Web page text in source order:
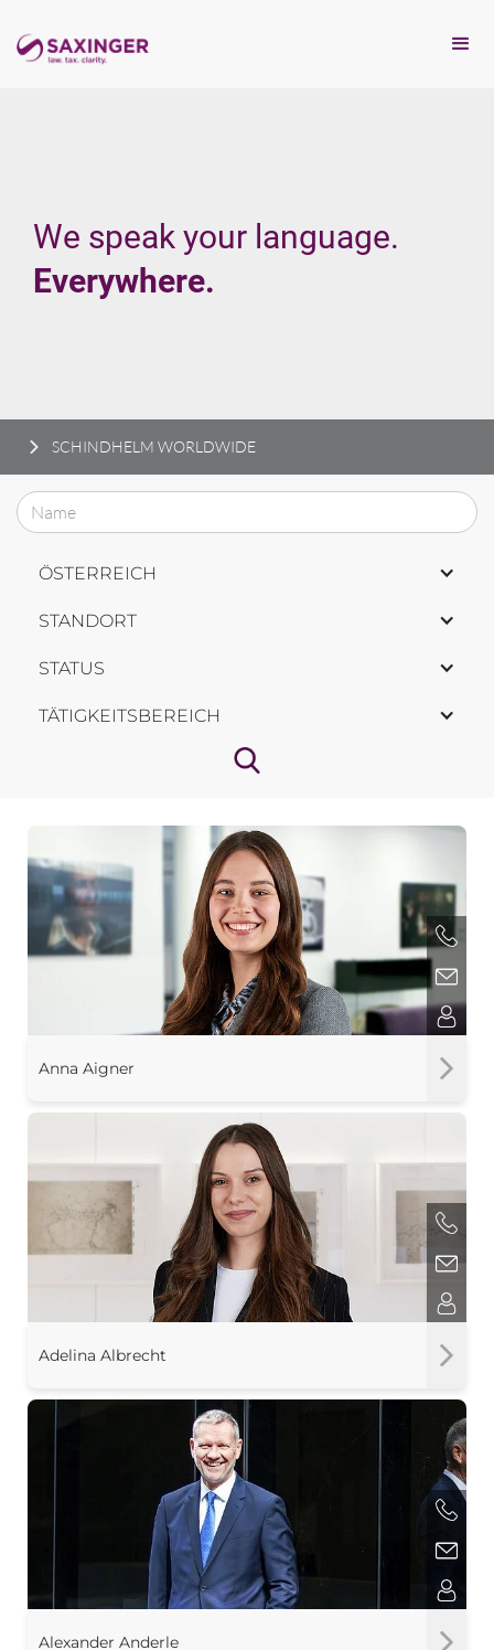
We speak your language.
Everywhere.
SCHINDHELM WORLDWIDE
ÖSTERREICH
STANDORT
STATUS
TÄTIGKEITSBEREICH
Anna Aigner
Adelina Albrecht
Alexander Anderle